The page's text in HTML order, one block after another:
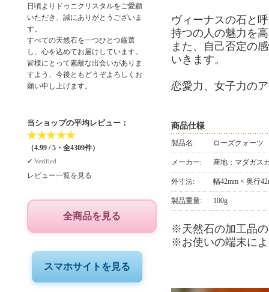
ヴィーナスの石と
持つの人の魅力を
また、自己否定の
いきます。
恋愛力、女子力の
商品仕様
製品名: ローズクォーツ
メーカー: 産地：マダガス
外寸法: 幅42mm × 奥行
製品重量: 100g
※天然石の加工品
※お使いの端末に
日頃よりドゥニクリスタルをご愛顧
いただき、誠にありがとうございま
す。
すべての天然石を一つひとつ厳選
し、心を込めてお届けしています。
皆様にとって素敵な出会いがありま
すよう、今後ともどうぞよろしくお
願い申し上げます。
当ショップの平均レビュー：
★★★★★
（4.99 / 5・全4309件）
✔︎ Verified
レビュー一覧を見る
全商品を見る
スマホサイトを見る